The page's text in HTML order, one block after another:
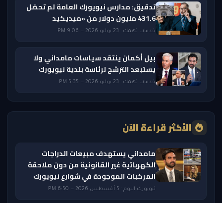
تدقيق: مدارس نيويورك العامة لم تحصّل
431.6 مليون دولار من «ميديكيد
خدمات تهمك · 23 يوليو 2026 — 9:06 PM
بيل أكمان ينتقد سياسات مامداني ولا
يستبعد الترشح لرئاسة بلدية نيويورك
خدمات تهمك · 23 يوليو 2026 — 5:35 PM
الأكثر قراءة الآن
مامداني يستهدف مبيعات الدراجات
الكهربائية غير القانونية من دون ملاحقة
المركبات الموجودة في شوارع نيويورك
نيويورك اليوم · 5 أغسطس 2026 — 6:50 PM